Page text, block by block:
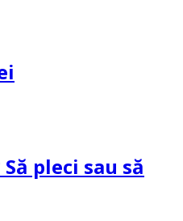
pleci sau să